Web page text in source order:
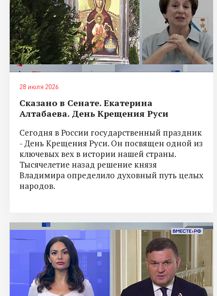
28 июля 2026
Сказано в Сенате. Екатерина
Алтабаева. День Крещения Руси
Сегодня в России государственный праздник
- День Крещения Руси. Он посвящен одной из
ключевых вех в истории нашей страны.
Тысячелетие назад решение князя
Владимира определило духовный путь целых
народов.